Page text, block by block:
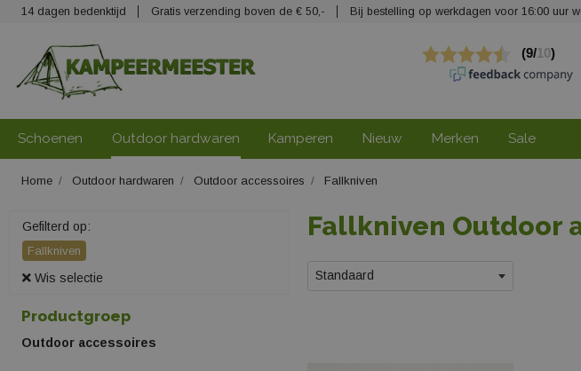
14 dagen bedenktijd Gratis verzending boven de € 50,- Bij bestelling op werkdagen voor 16:00 uur
Schoenen Outdoor hardwaren Kamperen Nieuw Merken Sale
Home Outdoor hardwaren Outdoor accessoires Fallkniven
Gefilterd op:
Fallkniven
Wis selectie
Productgroep
Outdoor accessoires
Fallkniven Outdoor
Standaard